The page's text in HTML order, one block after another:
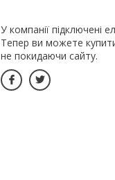
У компанії підключені
Тепер ви можете
не покидаючи сайту.